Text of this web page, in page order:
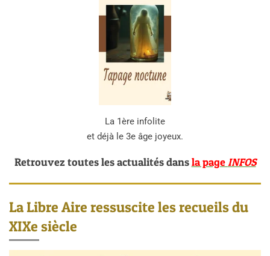
La 1ère infolite
et déjà le 3e âge joyeux.
Retrouvez toutes les actualités dans la pageINFOS
La Libre Aire ressuscite les recueils du
XIXe siècle